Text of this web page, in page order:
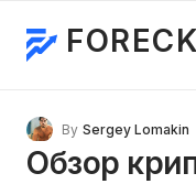
FORECK
By Sergey Lomakin
Обзор